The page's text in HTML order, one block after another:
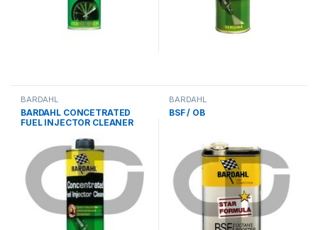
BARDAHL
BARDAHL CONCETRATED
FUEL INJECTOR CLEANER
BARDAHL
BSF / OB